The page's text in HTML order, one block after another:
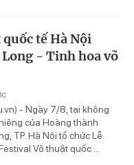
tế Hà Nội
- Tinh hoa võ
- Ngày 7/8, tại không
của Hoàng thành
TP. Hà Nội tổ chức Lễ
Võ thuật quốc ...